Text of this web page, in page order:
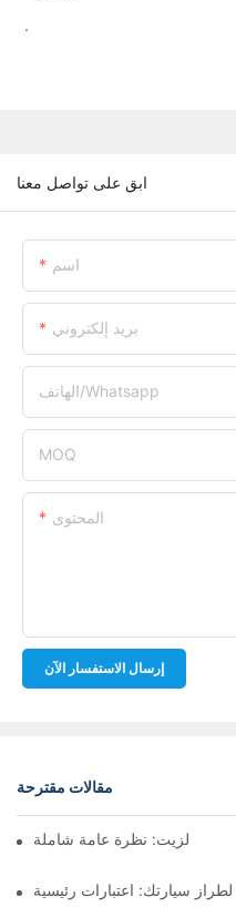
.
ابق على تواصل معنا
اسم
بريد إلكتروني
الهاتف/whatsapp
MOQ
المحتوى
إرسال الاستفسار الآن
مقالات مقترحة
الزيت: نظرة عامة شاملة
سيارتك: اعتبارات رئيسية